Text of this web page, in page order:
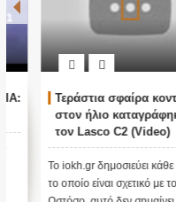
Apollo 8: Aliens Walking On
The Moon (video)
Το iokh.gr δημοσιεύει κάθε σχόλιο
το οποίο είναι σχετικό με το θέμα.
Ωστόσο, αυτό δεν σημαίνει ότι...